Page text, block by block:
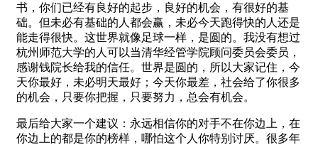
书，你们已经有良好的起步，良好的机会，有很好的基
础。但未必有基础的人都会赢，未必今天跑得快的人还是
能走得很快。这世界就像足球一样，是圆的。我没有想过
杭州师范大学的人可以当清华经管学院顾问委员会委员，
感谢钱院长给我的信任。世界是圆的，所以大家记住，今
天你最好，未必明天最好；今天你最差，社会给了你很多
的机会，只要你把握，只要努力，总会有机会。
最后给大家一个建议：永远相信你的对手不在你边上，在
你边上的都是你的榜样，哪怕这个人你特别讨厌。很多年